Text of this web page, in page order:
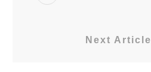
Next Article